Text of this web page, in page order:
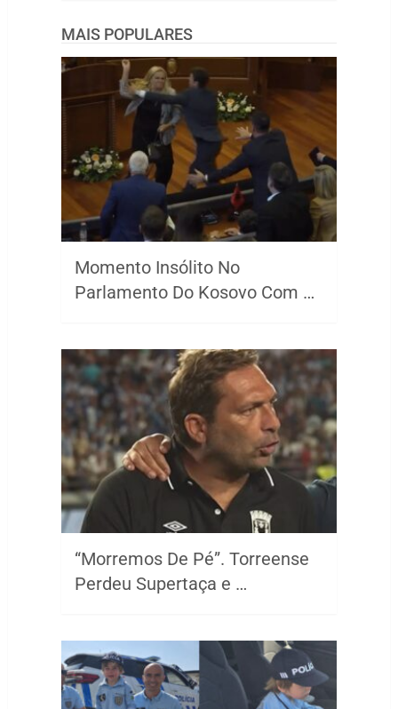
MAIS POPULARES
Momento Insólito No
Parlamento Do Kosovo Com …
“Morremos De Pé”. Torreense
Perdeu Supertaça e …